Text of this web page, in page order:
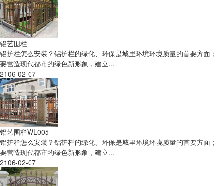
铝艺围栏
铝护栏怎么安装？铝护栏的绿化、环保是城里环境环境质量的首要方面；
要营造现代都市的绿色新形象，建立...
2106-02-07
铝艺围栏WL005
铝护栏怎么安装？铝护栏的绿化、环保是城里环境环境质量的首要方面；
要营造现代都市的绿色新形象，建立...
2106-02-07